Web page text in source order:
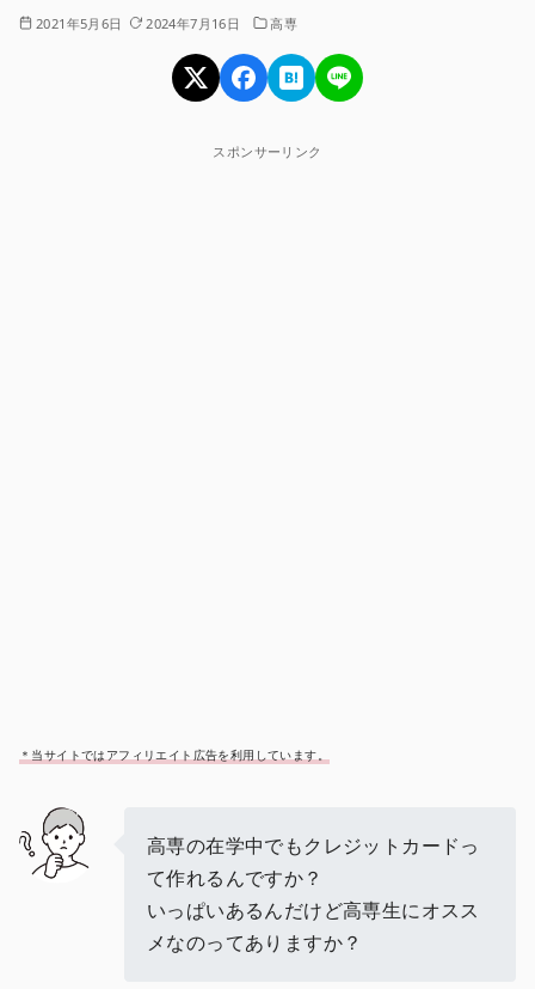
2021年5月6日 2024年7月16日 高専
スポンサーリンク
＊当サイトではアフィリエイト広告を利用しています。
高専の在学中でもクレジットカードっ
て作れるんですか？
いっぱいあるんだけど高専生にオスス
メなのってありますか？